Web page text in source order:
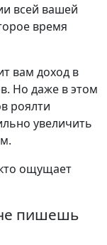
всей вашей
время
вам доход в
Но даже в этом
роялти
увеличить
ощущает
пишешь